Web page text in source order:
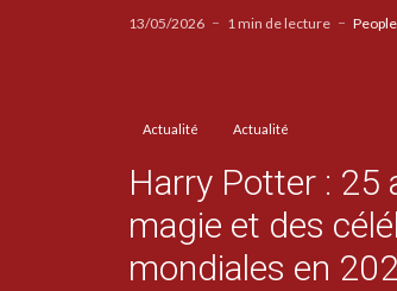
13/05/2026 1 min de lecture
Actualité Actualité
Harry Potter : 25
magie et des
mondiales en